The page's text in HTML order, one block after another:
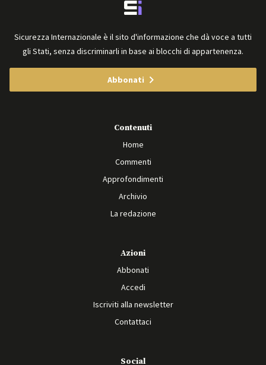
Sicurezza Internazionale è il sito d'informazione che dà voce a tutti
gli Stati, senza discriminarli in base ai blocchi di appartenenza.
Abbonati
Contenuti
Home
Commenti
Approfondimenti
Archivio
La redazione
Azioni
Abbonati
Accedi
Iscriviti alla newsletter
Contattaci
Social